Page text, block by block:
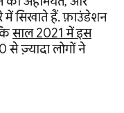
में सिखाते हैं. फ़ाउंडेशन
साल 2021 में इस
ज़्यादा लोगों ने